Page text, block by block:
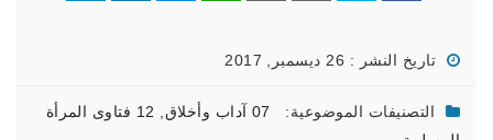
تاريخ النشر : 26 ديسمبر, 2017
التصنيفات الموضوعية: 07 آداب وأخلاق
12 فتاوى المرأة